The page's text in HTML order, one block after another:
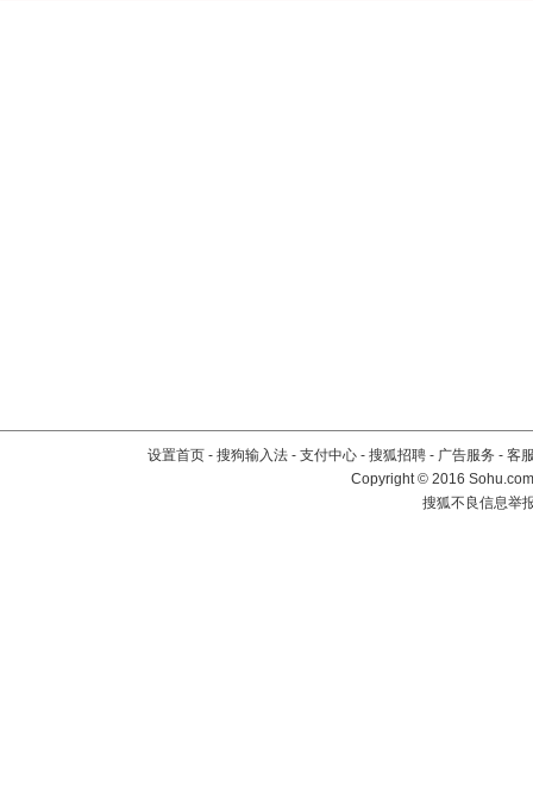
设置首页 - 搜狗输入法 - 支付中心 - 搜狐招聘 - 广告服务 - 客
Copyright©2016
搜狐不良信息举